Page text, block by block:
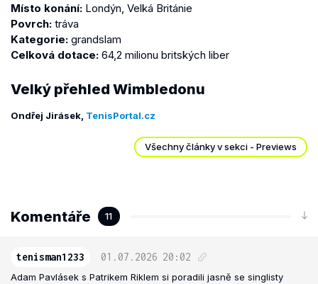
Místo konání: Londýn, Velká Británie
Povrch: tráva
Kategorie: grandslam
Celková dotace: 64,2 milionu britských liber
Velký přehled Wimbledonu
Ondřej Jirásek, TenisPortal.cz
Všechny články v sekci - Previews
Komentáře 11
tenisman1233 01.07.2026 20:02
Adam Pavlásek s Patrikem Riklem si poradili jasně se singlisty